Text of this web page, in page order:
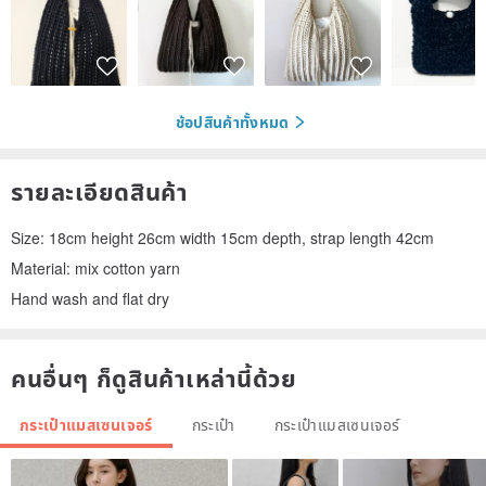
ช้อปสินค้าทั้งหมด
รายละเอียดสินค้า
Size: 18cm height 26cm width 15cm depth, strap length 42cm
Material: mix cotton yarn
Hand wash and flat dry
คนอื่นๆ ก็ดูสินค้าเหล่านี้ด้วย
กระเป๋าแมสเซนเจอร์ กระเป๋า กระเป๋าแมสเซนเจอร์